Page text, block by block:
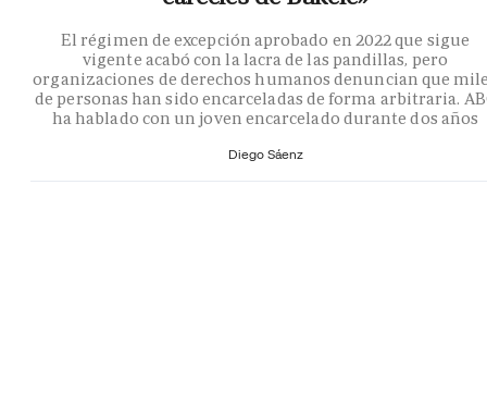
El régimen de excepción aprobado en 2022 que sigue
vigente acabó con la lacra de las pandillas, pero
organizaciones de derechos humanos denuncian que
de personas han sido encarceladas de forma arbitraria.
ha hablado con un joven encarcelado durante dos años
Diego Sáenz